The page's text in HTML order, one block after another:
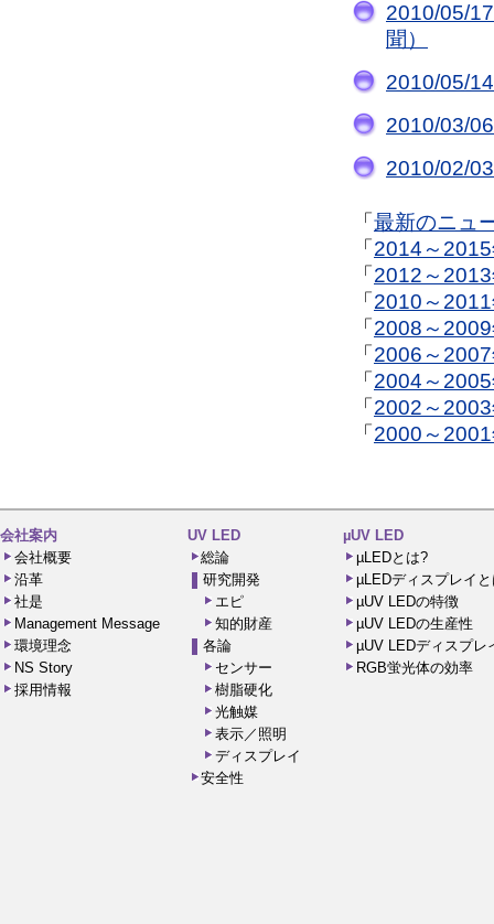
2010/05/
聞）
2010/05/
2010/03/
2010/02/
「 最新のニュ
「 2014～
「 2012～
「 2010～
「 2008～
「 2006～
「 2004～
「 2002～
「 2000～
会社案内
会社概要
沿革
社是
Management Message
環境理念
NS Story
採用情報
UV LED
総論
研究開発
エピ
知的財産
各論
センサー
樹脂硬化
光触媒
表示／照明
ディスプレイ
安全性
µUV LED
µLEDとは?
µLEDディスプレイ
µUV LEDの特徴
µUV LEDの生産性
µUV LEDディスプレ
RGB蛍光体の効率